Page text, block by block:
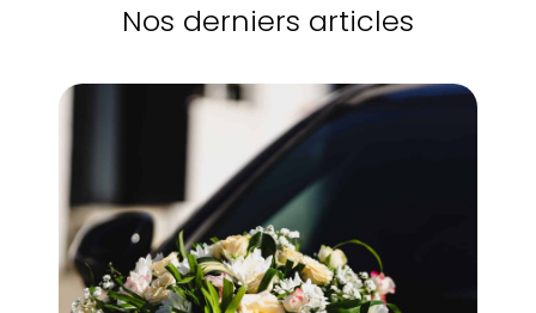
Nos derniers articles